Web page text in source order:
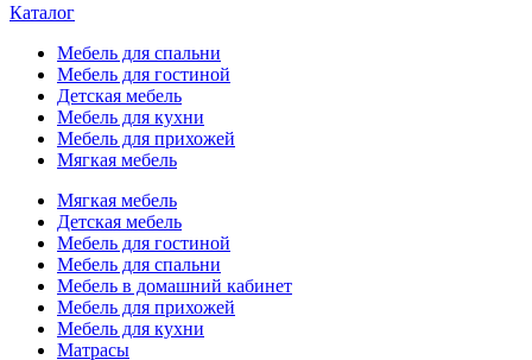
Каталог
Мебель для спальни
Мебель для гостиной
Детская мебель
Мебель для кухни
Мебель для прихожей
Мягкая мебель
Мягкая мебель
Детская мебель
Мебель для гостиной
Мебель для спальни
Мебель в домашний кабинет
Мебель для прихожей
Мебель для кухни
Матрасы